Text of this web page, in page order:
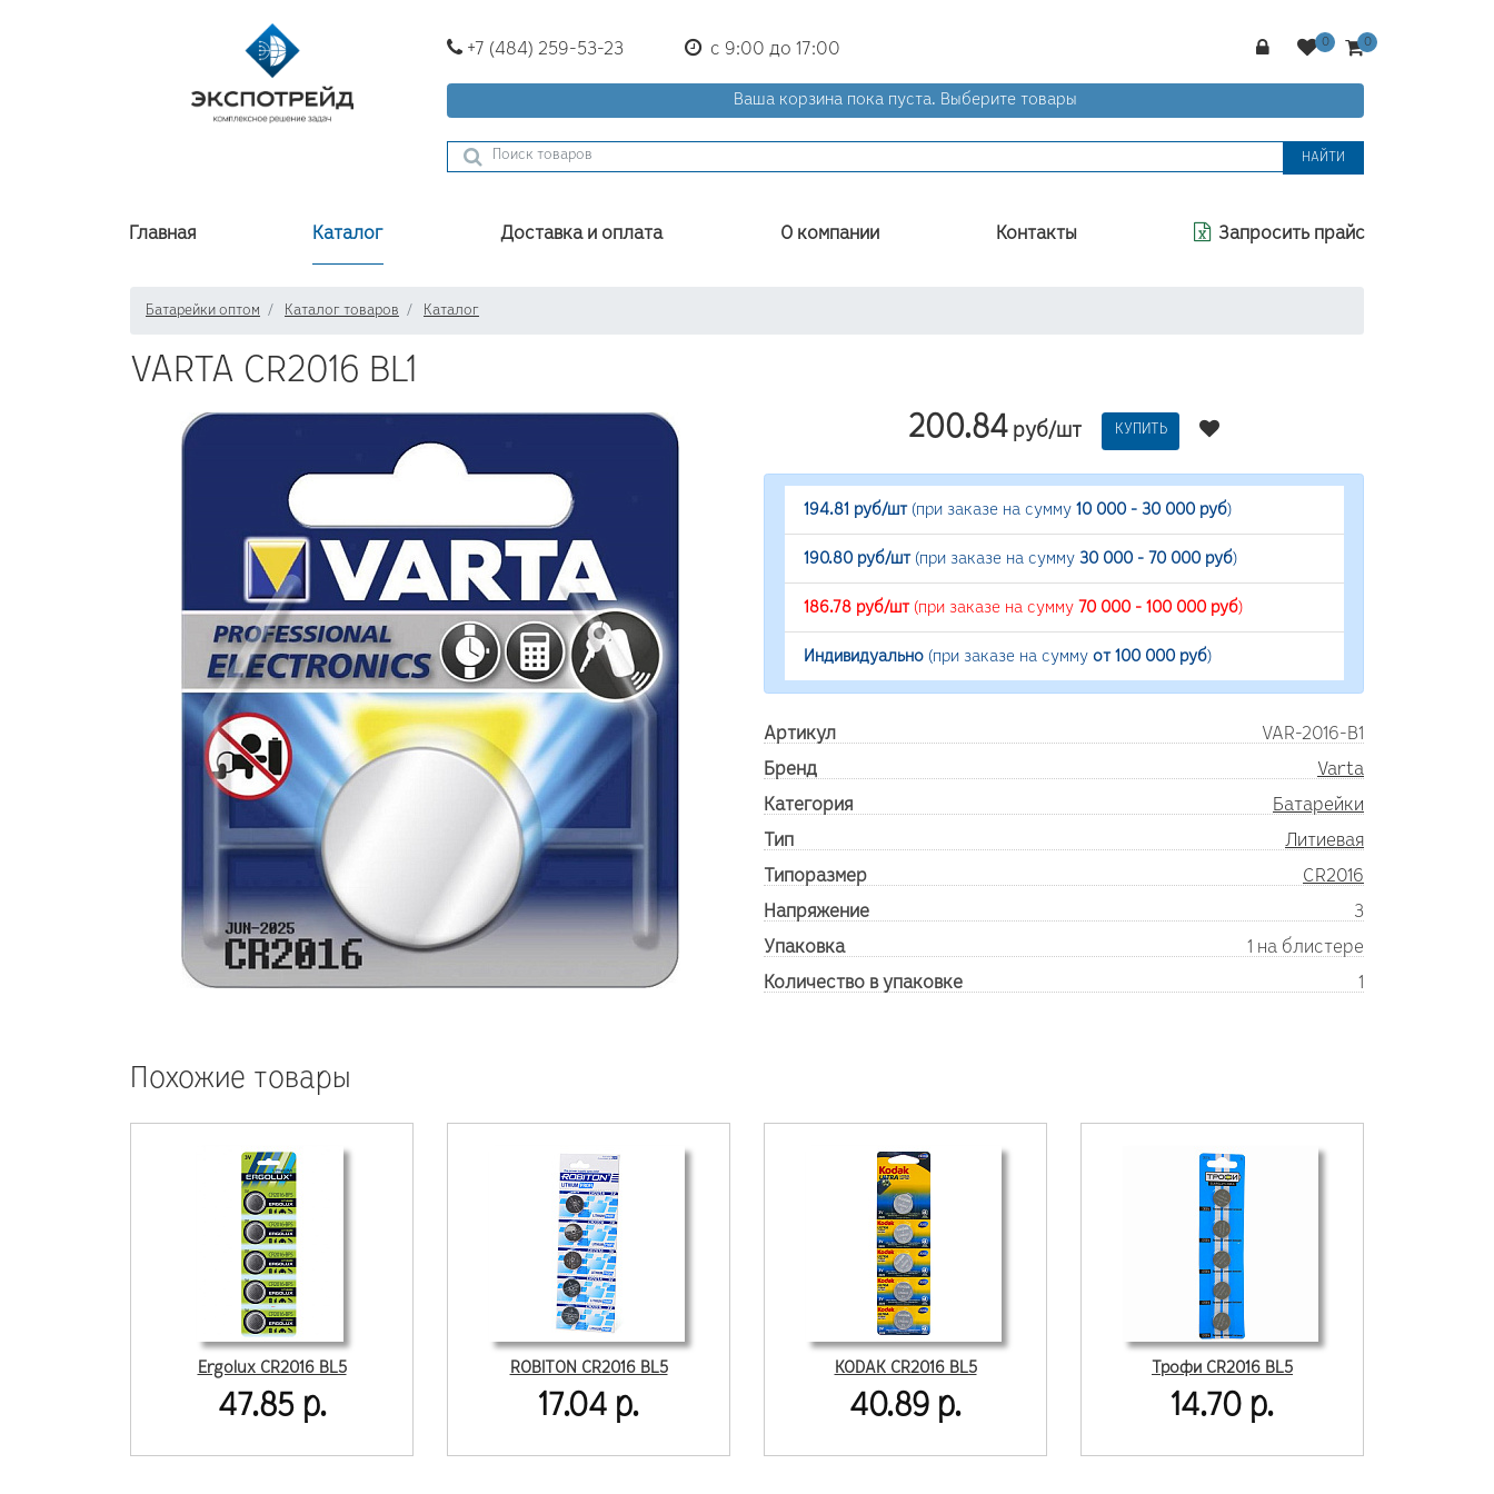
+7 (484) 259-53-23 с 9:00 до 17:00
Ваша корзина пока пуста. Выберите товары
НАЙТИ
Главная Каталог Доставка и оплата О компании Контакты Запросить прайс
Батарейки оптом Каталог товаров Каталог
VARTA CR2016 BL1
200.84руб/шт КУПИТЬ
194.81 руб/шт(при заказе на сумму 10 000 - 30 000 руб)
190.80 руб/шт(при заказе на сумму 30 000 - 70 000 руб)
186.78 руб/шт(при заказе на сумму 70 000 - 100 000 руб)
Индивидуально (при заказе на сумму от 100 000 руб)
Артикул
VAR-2016-B1
Бренд
Varta
Категория
Батарейки
Тип
Литиевая
Типоразмер
CR2016
Напряжение
3
Упаковка
1 на блистере
Количество в упаковке
1
Похожие товары
Ergolux CR2016 BL5
47.85 р.
ROBITON CR2016 BL5
17.04 р.
KODAK CR2016 BL5
40.89 р.
Трофи CR2016 BL5
14.70 р.